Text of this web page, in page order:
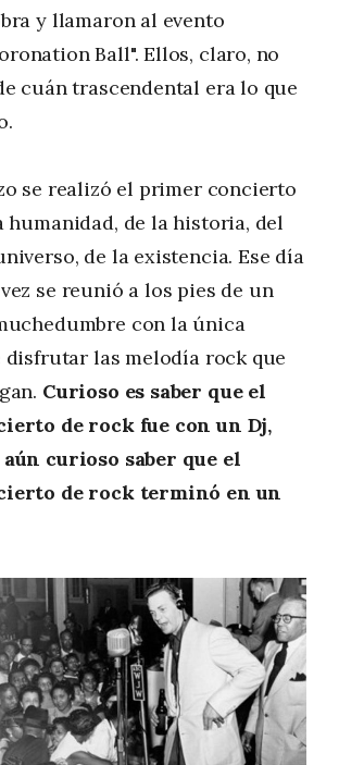
y llamaron al evento
Ball". Ellos, claro, no
cuán trascendental era lo que
se realizó el primer concierto
humanidad, de la historia, del
de la existencia. Ese día
se reunió a los pies de un
con la única
las melodía rock que
Curioso es saber que el
de rock fue con un Dj,
aún curioso saber que el
de rock terminó en un